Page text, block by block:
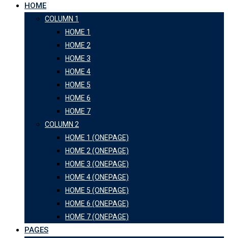
HOME
COLUMN 1
HOME 1
HOME 2
HOME 3
HOME 4
HOME 5
HOME 6
HOME 7
COLUMN 2
HOME 1 (ONEPAGE)
HOME 2 (ONEPAGE)
HOME 3 (ONEPAGE)
HOME 4 (ONEPAGE)
HOME 5 (ONEPAGE)
HOME 6 (ONEPAGE)
HOME 7 (ONEPAGE)
PAGES